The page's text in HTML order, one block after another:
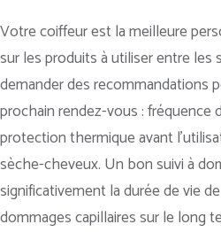
Votre coiffeur est la meilleure
sur les produits à utiliser entre les
demander des recommandations
prochain rendez-vous : fréquence
protection thermique avant
sèche-cheveux. Un bon suivi à
significativement la durée de vie
dommages capillaires sur le long